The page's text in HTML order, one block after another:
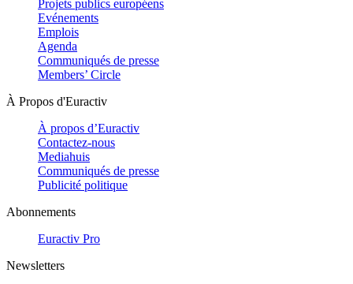
Projets publics européens
Evénements
Emplois
Agenda
Communiqués de presse
Members’ Circle
À Propos d'Euractiv
À propos d’Euractiv
Contactez-nous
Mediahuis
Communiqués de presse
Publicité politique
Abonnements
Euractiv Pro
Newsletters